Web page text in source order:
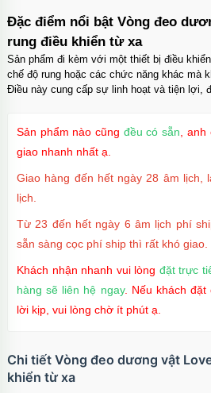
Đặc điểm nổi bật Vòng đeo
rung điều khiển từ xa
Sản phẩm đi kèm với một thiết bị điều
chế độ rung hoặc các chức năng khác mà
Điều này cung cấp sự linh hoạt và tiện lợi,
Sản phẩm nào cũng đều có sẵn ,
giao nhanh nhất ạ.
Giao hàng đến hết ngày 28 âm lịch,
lịch.
Từ 23 đến hết ngày 6 âm lịch phí
sẵn sàng cọc phí ship thì rất khó giao.
Khách nhận nhanh vui lòng đặt trực
hàng sẽ liên hệ ngay. Nếu khách đặt
lời kịp, vui lòng chờ ít phút ạ.
Chi tiết Vòng đeo dương vật
khiển từ xa